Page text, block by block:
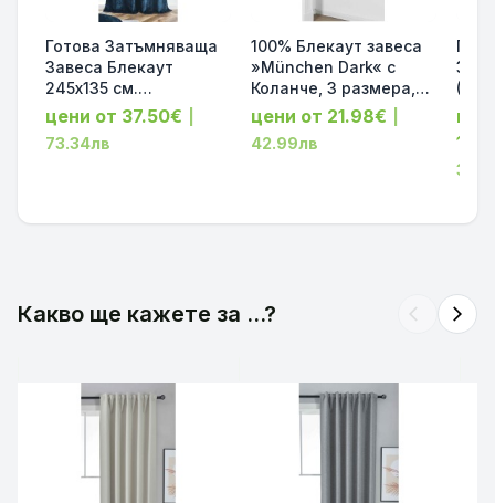
Готова Затъмняваща
Завеса Блекаут
245х135 см.
»Нюрнберг«
звукопоглъщаща от
шенил с халки-капси
цени от 37.50€
73.34лв
100% Блекаут завеса
»München Dark« с
Коланче, 3 размера,
Пълно Затъмняване,
десен „Рибена кост“
за Тръбен Корниз,
цени от 21.98€
42.99лв
Какво ще кажете за ...? arrow_back_ios arrow_forward_ios